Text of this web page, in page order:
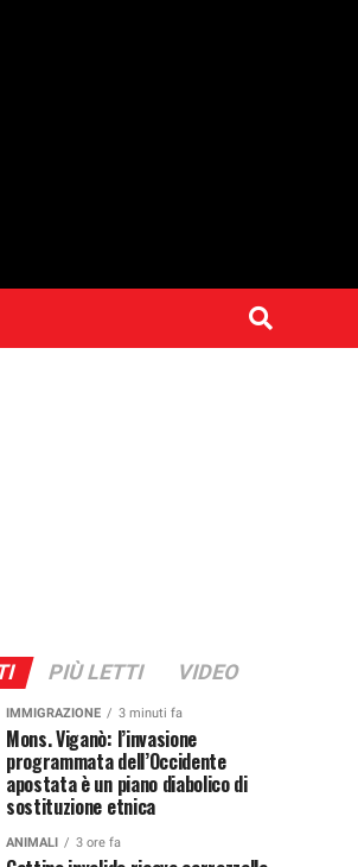
PIÙ LETTI VIDEO
IMMIGRAZIONE 3 minuti fa
Mons. Viganò: l’invasione
programmata dell’Occidente
apostata è un piano diabolico di
sostituzione etnica
ANIMALI 3 ore fa